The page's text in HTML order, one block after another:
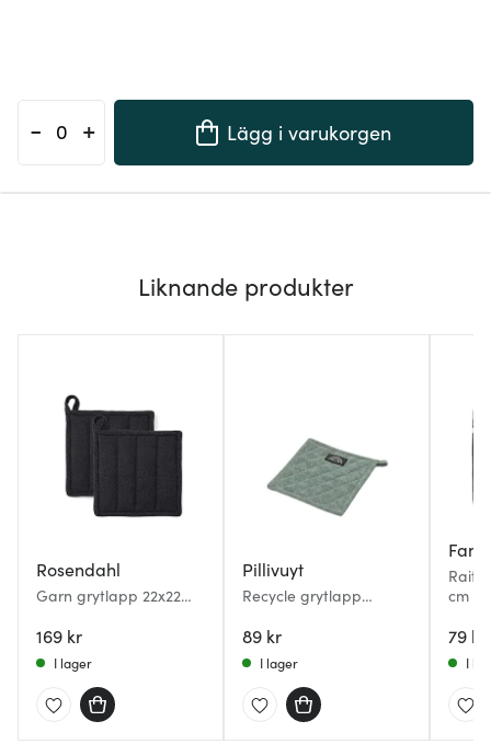
- + Lägg i varukorgen
Liknande produkter
Rosendahl
Garn grytlapp 22x22
169 kr
I lager
Pillivuyt
Recycle grytlapp
89 kr
I lager
Raitti
cm
79 kr
I